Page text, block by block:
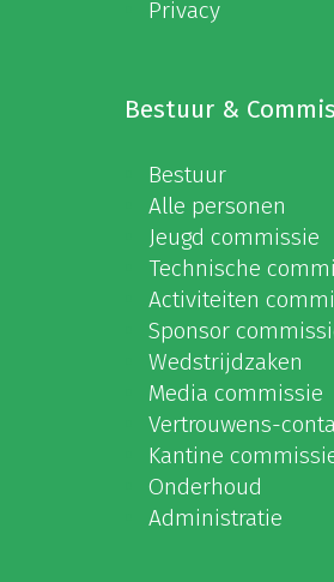
Privacy
Bestuur &
Bestuur
Alle personen
Jeugd commissie
Technische
Activiteiten
Sponsor
Wedstrijdzaken
Media commissie
Vertrouwens-
Kantine
Onderhoud
Administratie